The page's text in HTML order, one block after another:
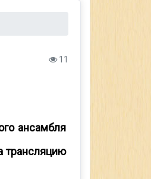
11
ансамбля
трансляцию